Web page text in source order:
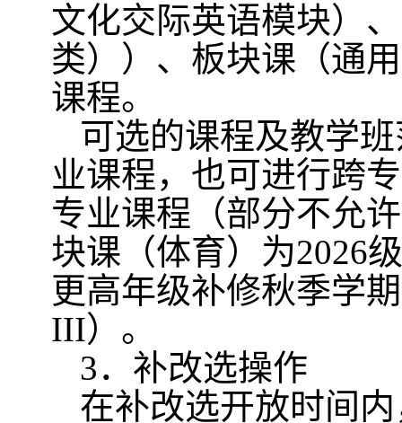
文化交际英语模块）
类））、板块课（通
课程。
可选的课程及教学
业课程，也可进行跨
专业课程（部分不允
块课（体育）为2026
更高年级补修秋季学
III）。
3．补改选操作
在补改选开放时间